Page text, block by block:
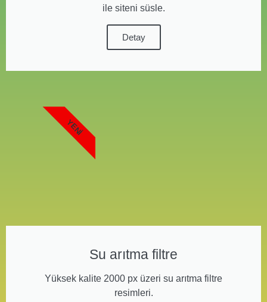
ile siteni süsle.
Detay
Su arıtma filtre
Yüksek kalite 2000 px üzeri su arıtma filtre
resimleri.
YENI